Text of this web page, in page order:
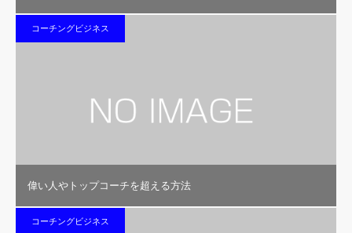
コーチングビジネス
偉い人やトップコーチを超える方法
コーチングビジネス